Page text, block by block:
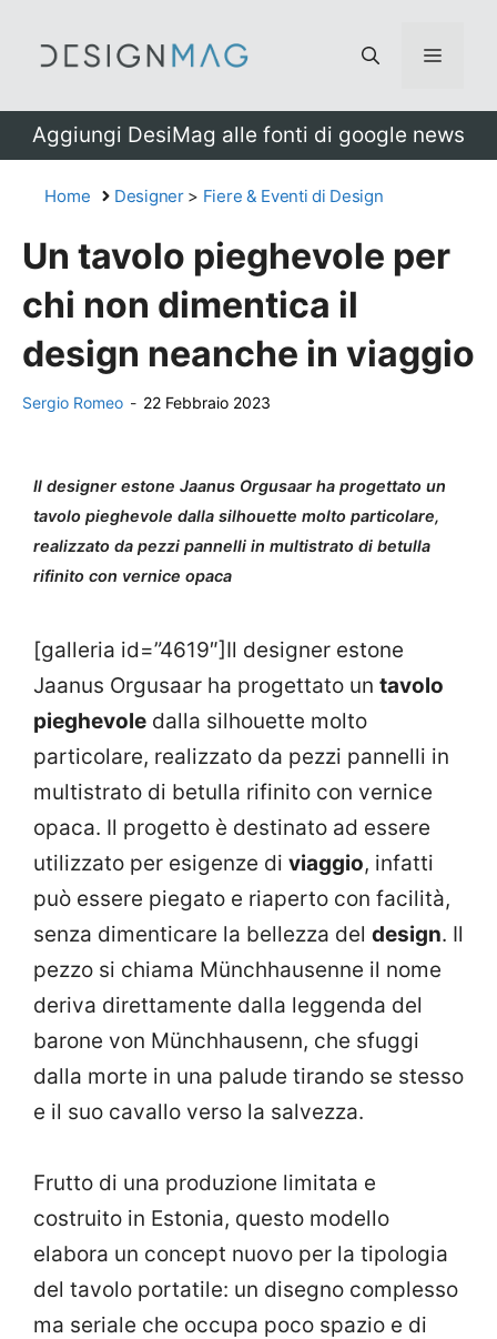
Menu
Aggiungi DesiMag alle fonti di google news
Home Designer> Fiere & Eventi di Design
Un tavolo pieghevole per
chi non dimentica il
design neanche in viaggio
Sergio Romeo - 22 Febbraio 2023
Il designer estone Jaanus Orgusaar ha progettato un
tavolo pieghevole dalla silhouette molto particolare,
realizzato da pezzi pannelli in multistrato di betulla
rifinito con vernice opaca
[galleria id=”4619″]Il designer estone
Jaanus Orgusaar ha progettato un tavolo
pieghevole dalla silhouette molto
particolare, realizzato da pezzi pannelli in
multistrato di betulla rifinito con vernice
opaca. Il progetto è destinato ad essere
utilizzato per esigenze di viaggio, infatti
può essere piegato e riaperto con facilità,
senza dimenticare la bellezza del design. Il
pezzo si chiama Münchhausenne il nome
deriva direttamente dalla leggenda del
barone von Münchhausenn, che sfuggi
dalla morte in una palude tirando se stesso
e il suo cavallo verso la salvezza.
Frutto di una produzione limitata e
costruito in Estonia, questo modello
elabora un concept nuovo per la tipologia
del tavolo portatile: un disegno complesso
ma seriale che occupa poco spazio e di